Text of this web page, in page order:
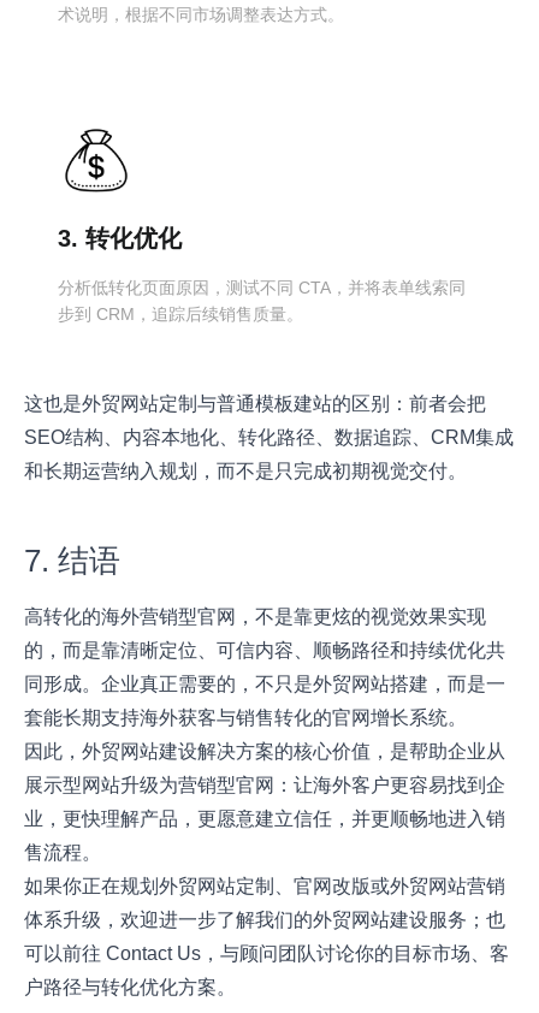
术说明，根据不同市场调整表达方式。
3. 转化优化
分析低转化页面原因，测试不同 CTA，并将表单线索同
步到 CRM，追踪后续销售质量。
这也是外贸网站定制与普通模板建站的区别：前者会把
SEO结构、内容本地化、转化路径、数据追踪、CRM集成
和长期运营纳入规划，而不是只完成初期视觉交付。
7. 结语
高转化的海外营销型官网，不是靠更炫的视觉效果实现
的，而是靠清晰定位、可信内容、顺畅路径和持续优化共
同形成。企业真正需要的，不只是外贸网站搭建，而是一
套能长期支持海外获客与销售转化的官网增长系统。
因此，外贸网站建设解决方案的核心价值，是帮助企业从
展示型网站升级为营销型官网：让海外客户更容易找到企
业，更快理解产品，更愿意建立信任，并更顺畅地进入销
售流程。
如果你正在规划外贸网站定制、官网改版或外贸网站营销
体系升级，欢迎进一步了解我们的外贸网站建设服务；也
可以前往Contact Us ，与顾问团队讨论你的目标市场、客
户路径与转化优化方案。